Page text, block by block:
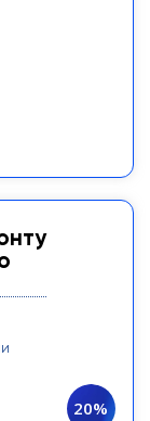
20%